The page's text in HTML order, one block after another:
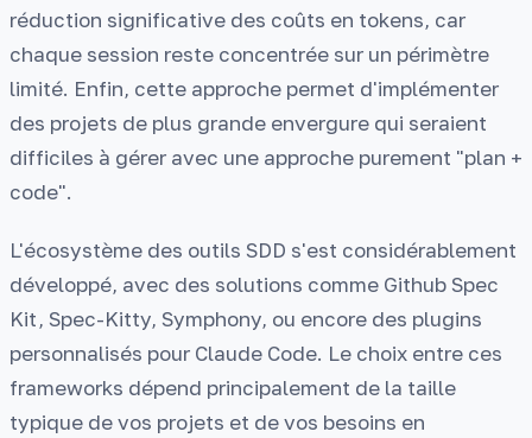
réduction significative des coûts en tokens, car
chaque session reste concentrée sur un périmètre
limité. Enfin, cette approche permet d'implémenter
des projets de plus grande envergure qui seraient
difficiles à gérer avec une approche purement "plan +
code".
L'écosystème des outils SDD s'est considérablement
développé, avec des solutions comme Github Spec
Kit, Spec-Kitty, Symphony, ou encore des plugins
personnalisés pour Claude Code. Le choix entre ces
frameworks dépend principalement de la taille
typique de vos projets et de vos besoins en